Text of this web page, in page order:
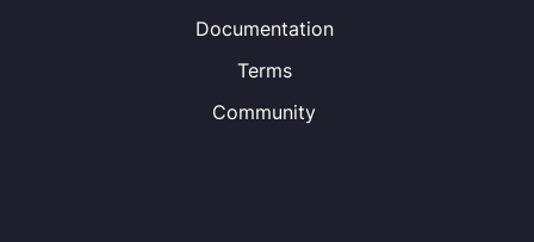
Documentation
Terms
Community